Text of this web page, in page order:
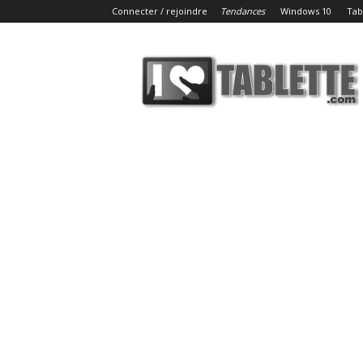
Connecter / rejoindre Tendances Windows 10